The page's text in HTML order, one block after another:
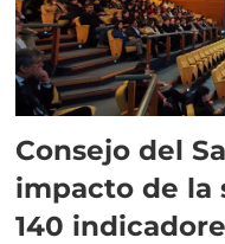
Consejo del
impacto de la
140